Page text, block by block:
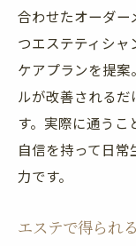
合わせたオーダー
つエステティシ
ケアプランを提
ルが改善される
す。実際に通うこ
自信を持って日
力です。
エステで得られ